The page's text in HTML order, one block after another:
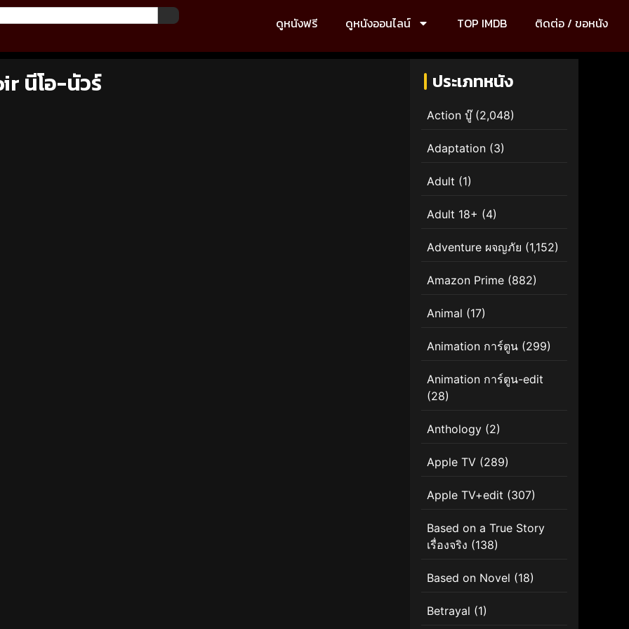
ดูหนังฟรี ดูหนังออนไลน์ TOP IMDB ติดต่อ / ขอหนัง
นีโอ-นัวร์ ประเภทหนัง
Action บู๊(2,048)
Adaptation (3)
Adult (1)
Adult 18+ (4)
Adventure ผจญภัย (1,152)
Amazon Prime (882)
Animal (17)
Animation การ์ตูน (299)
Animation การ์ตูน-edit
(28)
Anthology (2)
Apple TV (289)
Apple TV+edit (307)
Based on a True Story
เรื่องจริง (138)
Based on Novel (18)
Betrayal (1)